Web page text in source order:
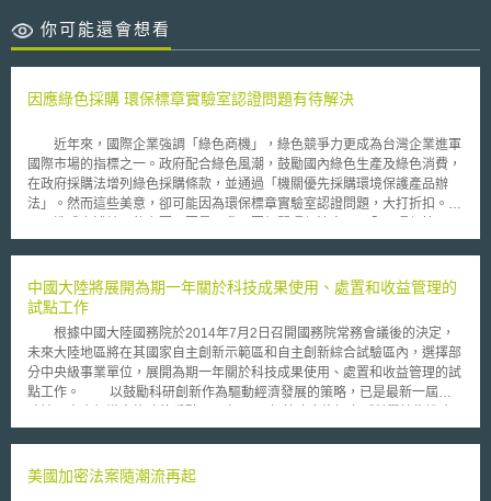
你可能還會想看
因應綠色採購 環保標章實驗室認證問題有待解決
近年來，國際企業強調「綠色商機」，綠色競爭力更成為台灣企業進軍
國際市場的指標之一。政府配合綠色風潮，鼓勵國內綠色生產及綠色消費，
在政府採購法增列綠色採購條款，並通過「機關優先採購環境保護產品辦
法」。然而這些美意，卻可能因為環保標章實驗室認證問題，大打折扣。
監督單位權責不一，形成三不管局面，影響廠商競爭力。舉例而言，現在環
格檢測能力，廠商要取得環保標章，一定要找這三家業者，形成供需嚴重失
衡局面，廠商耗時、浪費金錢，還是拿不到環保標章。 另外，環保標
章實驗室的管理單位，應該是環保署還是經濟部標準檢驗局；發生爭議事
件，環保署和標準局各有說詞。環保標章是環保署核發，但實驗室檢測、管
理則由標檢局負責，故而出現三不管的局面。 今年 7 月 1 日 ，歐盟全
面執行 RoHS （無鉛製程）環保措施，明年，歐盟開始執行 WEEE （廢棄
電機電子產品回收）環保措施，由於台灣資訊大廠 98% 為出口導向，這兩
個開端，未來歐盟一旦通過 REACH 規則，因環保要求而受影響的產業將更
中國大陸將展開為期一年關於科技成果使用、處置和收益管理的
試點工作
根據中國大陸國務院於2014年7月2日召開國務院常務會議後的決定，
未來大陸地區將在其國家自主創新示範區和自主創新綜合試驗區內，選擇部
分中央級事業單位，展開為期一年關於科技成果使用、處置和收益管理的試
點工作。 以鼓勵科研創新作為驅動經濟發展的策略，已是最新一屆大
法》，已對申請項目的承擔者（類似我國執行單位或計畫主持人）依法取得
資產的使用權、處置權和收益權等，並無一致性的作法。 惟為加速科
美國加密法案隨潮流再起